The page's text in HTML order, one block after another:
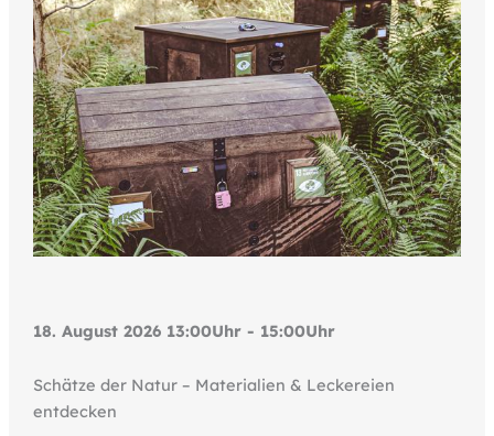
18. August 2026 13:00Uhr - 15:00Uhr
Schätze der Natur – Materialien & Leckereien
entdecken